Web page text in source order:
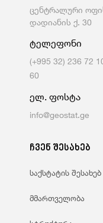
ცენტრალური
დადიანის ქ. 30
ტელეფონი
(+995 32) 236 72
60
ელ. ფოსტა
info@geostat.ge
ჩვენ შესახებ
საქსტატის შესახებ
მმართველობა